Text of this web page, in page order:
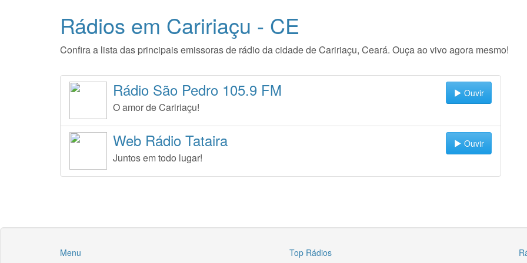
Rádios em Caririaçu - CE
Confira a lista das principais emissoras de rádio da cidade de Caririaçu, Ceará. Ouça ao vivo agora mesmo!
Ouvir
Rádio São Pedro 105.9 FM
O amor de Caririaçu!
Ouvir
Web Rádio Tataira
Juntos em todo lugar!
Menu Top Rádios